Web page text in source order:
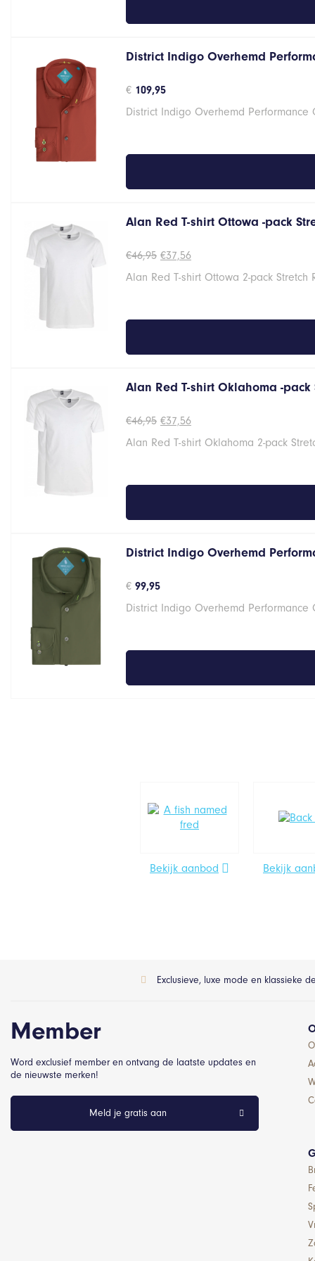
District Indigo Overhemd
€ 109,95
District Indigo Overhemd Performance
Alan Red T-shirt Ottowa -pack
€46,95 Oorspronkelijke
was:
€37,56Huidige
is:
Alan Red T-shirt Ottowa 2-pack Stretch
Alan Red T-shirt Oklahoma -pack
€46,95 Oorspronkelijke
was:
€37,56Huidige
is:
Alan Red T-shirt Oklahoma 2-pack
District Indigo Overhemd
€ 99,95
District Indigo Overhemd Performance
Bekijk aanbod Bekijk
Exclusieve, luxe mode en klassieke
Member
Word exclusief member en ontvang de laatste updates en
de nieuwste merken!
Meld je gratis aan